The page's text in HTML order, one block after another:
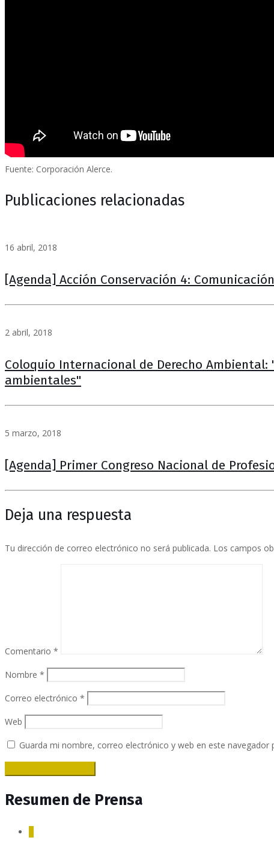
Fuente: Corporación Alerce.
Publicaciones relacionadas
16 abril, 2018
[Agenda] Acción Conservación 4:
2 abril, 2018
Coloquio Internacional de Derecho
ambientales"
5 marzo, 2018
[Agenda] Primer Congreso Nacional de
Deja una respuesta
Tu dirección de correo electrónico no será publicada. Los campos
Comentario *
Nombre *
Correo electrónico *
Web
Guarda mi nombre, correo electrónico y web en este navegador
Resumen de Prensa